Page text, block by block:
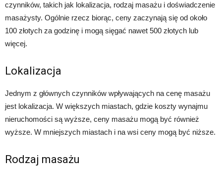
czynników, takich jak lokalizacja, rodzaj masażu i doświadczenie
masażysty. Ogólnie rzecz biorąc, ceny zaczynają się od około
100 złotych za godzinę i mogą sięgać nawet 500 złotych lub
więcej.
Lokalizacja
Jednym z głównych czynników wpływających na cenę masażu
jest lokalizacja. W większych miastach, gdzie koszty wynajmu
nieruchomości są wyższe, ceny masażu mogą być również
wyższe. W mniejszych miastach i na wsi ceny mogą być niższe.
Rodzaj masażu